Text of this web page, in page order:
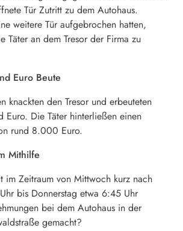
Tür Zutritt zu dem Autohaus.
weitere Tür aufgebrochen hatten,
Täter an dem Tresor der Firma zu
Euro Beute
knackten den Tresor und erbeuteten
Euro. Die Täter hinterließen einen
rund 8.000 Euro.
Mithilfe
im Zeitraum von Mittwoch kurz nach
bis Donnerstag etwa 6:45 Uhr
bei dem Autohaus in der
gemacht?